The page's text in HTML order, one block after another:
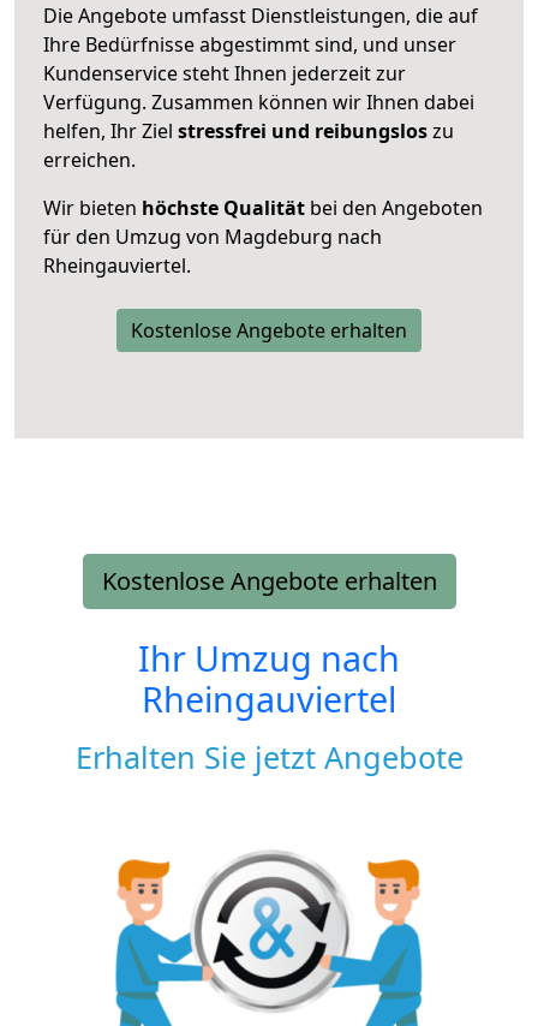
Die Angebote umfasst Dienstleistungen, die auf
Ihre Bedürfnisse abgestimmt sind, und unser
Kundenservice steht Ihnen jederzeit zur
Verfügung. Zusammen können wir Ihnen dabei
helfen, Ihr Ziel stressfrei und reibungsloszu
erreichen.
Wir bieten höchste Qualität bei den Angeboten
für den Umzug von Magdeburg nach
Rheingauviertel.
Kostenlose Angebote erhalten
Kostenlose Angebote erhalten
Ihr Umzug nach
Rheingauviertel
Erhalten Sie jetzt Angebote